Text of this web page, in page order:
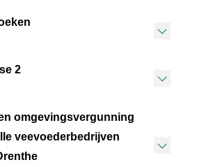
2
omgevingsvergunning
veevoederbedrijven